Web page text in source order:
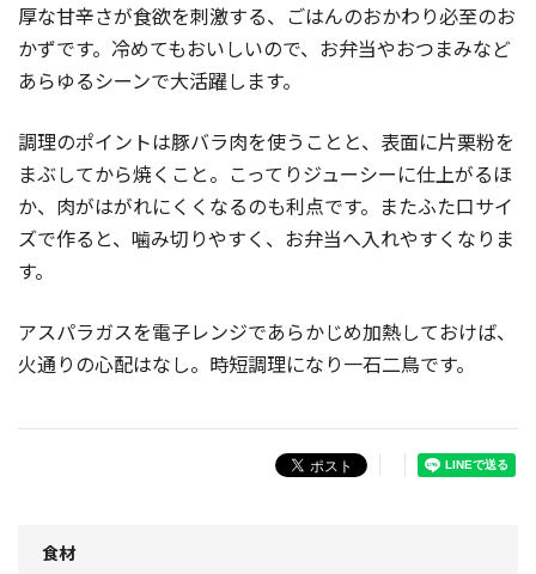
厚な甘辛さが食欲を刺激する、ごはんのおかわり必至のお
かずです。冷めてもおいしいので、お弁当やおつまみなど
あらゆるシーンで大活躍します。
調理のポイントは豚バラ肉を使うことと、表面に片栗粉を
まぶしてから焼くこと。こってりジューシーに仕上がるほ
か、肉がはがれにくくなるのも利点です。またふた口サイ
ズで作ると、噛み切りやすく、お弁当へ入れやすくなりま
す。
アスパラガスを電子レンジであらかじめ加熱しておけば、
火通りの心配はなし。時短調理になり一石二鳥です。
食材